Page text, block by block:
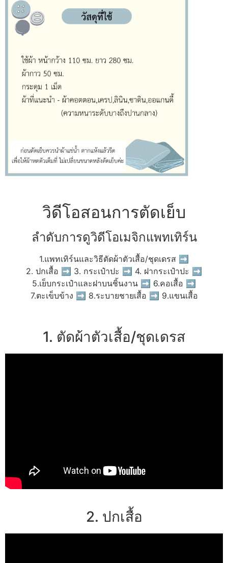
วิดีโอสอนการตัดเย็บ
ลำดับการดูวิดีโอเมจิกแพทเทิร์น
1.แพทเทิร์นและวิธีตัดผ้าตัวเสื้อ/ชุดเดรส ➡
2. ปกเสื้อ ➡ 3. กระเป๋าปะ ➡ 4. ฝากระเป๋าปะ ➡
5.เย็บกระเป๋าและฝาบนชิ้นงาน ➡ 6.คอเสื้อ ➡
7.ตะเข็บข้าง ➡ 8.ระบายชายเสื้อ ➡ 9.แขนเสื้อ
1. ตัดผ้าตัวเสื้อ/ชุดเดรส
2. ปกเสื้อ